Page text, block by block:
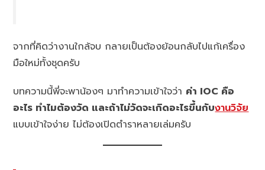
จากที่คิดว่างานใกล้จบ กลายเป็นต้องย้อนกลับไปแก้เครื่อง
มือใหม่ทั้งชุดครับ
บทความนี้พี่จะพาน้องๆ มาทำความเข้าใจว่า ค่า IOC คือ
อะไร ทำไมต้องวัด และถ้าไม่วัดจะเกิดอะไรขึ้นกับงานวิจัย
แบบเข้าใจง่าย ไม่ต้องเปิดตำราหลายเล่มครับ